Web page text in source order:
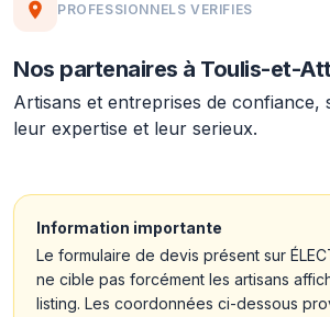
PROFESSIONNELS VERIFIES
Nos partenaires à Toulis-et-
Artisans et entreprises de confiance,
leur expertise et leur serieux.
Information importante
Le formulaire de devis présent sur
ne cible pas forcément les artisans
listing. Les coordonnées ci-dessous